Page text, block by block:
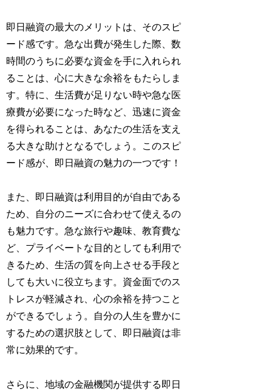
即日融資の最大のメリットは、そのスピ
ード感です。急な出費が発生した際、数
時間のうちに必要な資金を手に入れられ
ることは、心に大きな余裕をもたらしま
す。特に、生活費が足りない時や急な医
療費が必要になった時など、迅速に資金
を得られることは、あなたの生活を支え
る大きな助けとなるでしょう。このスピ
ード感が、即日融資の魅力の一つです！
また、即日融資は利用目的が自由である
ため、自分のニーズに合わせて使えるの
も魅力です。急な旅行や趣味、教育費な
ど、プライベートな目的としても利用で
きるため、生活の質を向上させる手段と
しても大いに役立ちます。資金面でのス
トレスが軽減され、心の余裕を持つこと
ができるでしょう。自分の人生を豊かに
するための選択肢として、即日融資は非
常に効果的です。
さらに、地域の金融機関が提供する即日